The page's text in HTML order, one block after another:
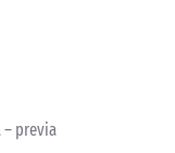
– previa